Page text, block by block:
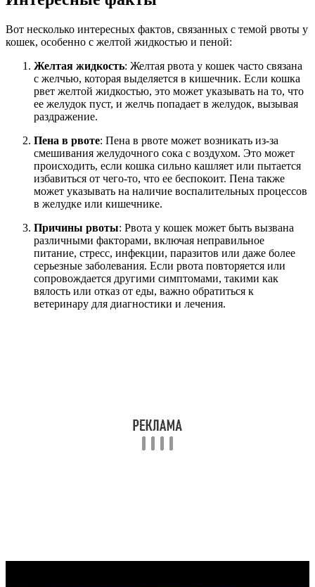
Вот несколько интересных фактов, связанных с темой рвоты у
кошек, особенно с желтой жидкостью и пеной:
Желтая жидкость: Желтая рвота у кошек часто связана
с желчью, которая выделяется в кишечник. Если кошка
рвет желтой жидкостью, это может указывать на то, что
ее желудок пуст, и желчь попадает в желудок, вызывая
раздражение.
Пена в рвоте: Пена в рвоте может возникать из-за
смешивания желудочного сока с воздухом. Это может
происходить, если кошка сильно кашляет или пытается
избавиться от чего-то, что ее беспокоит. Пена также
может указывать на наличие воспалительных процессов
в желудке или кишечнике.
Причины рвоты: Рвота у кошек может быть вызвана
различными факторами, включая неправильное
питание, стресс, инфекции, паразитов или даже более
серьезные заболевания. Если рвота повторяется или
сопровождается другими симптомами, такими как
вялость или отказ от еды, важно обратиться к
ветеринару для диагностики и лечения.